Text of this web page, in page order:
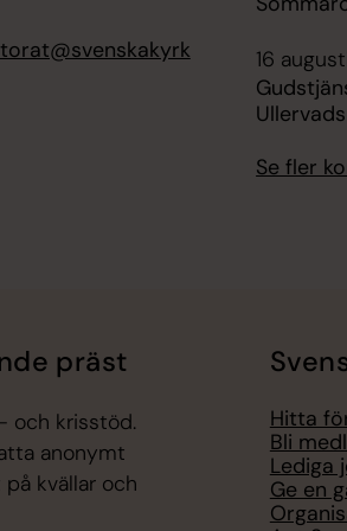
16
Se fler
präst
och krisstöd.
anonymt
kvällar och
Hitta
Bli
Lediga
Ge en